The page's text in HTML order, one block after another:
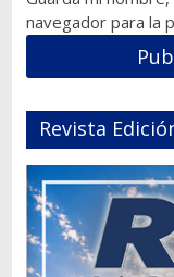
navegador para la
Revista